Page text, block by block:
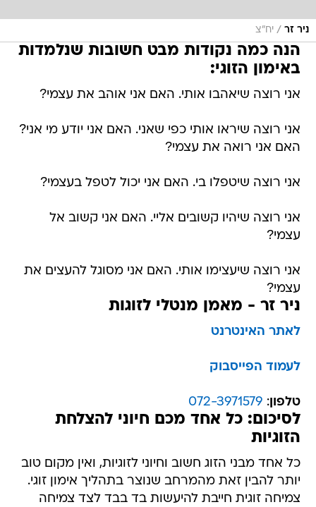
ניר זר / יח"צ
הנה כמה נקודות מבט חשובות שנלמדות
באימון הזוגי:
אני רוצה שיאהבו אותי. האם אני אוהב את עצמי?
אני רוצה שיראו אותי כפי שאני. האם אני יודע מי אני?
האם אני רואה את עצמי?
אני רוצה שיטפלו בי. האם אני יכול לטפל בעצמי?
אני רוצה שיהיו קשובים אליי. האם אני קשוב אל
עצמי?
אני רוצה שיעצימו אותי. האם אני מסוגל להעצים את
עצמי?
ניר זר - מאמן מנטלי לזוגות
לאתר האינטרנט
לעמוד הפייסבוק
טלפון:
072-3971579
לסיכום: כל אחד מכם חיוני להצלחת
הזוגיות
כל אחד מבני הזוג חשוב וחיוני לזוגיות, ואין מקום טוב
יותר להבין זאת מהמרחב שנוצר בתהליך אימון זוגי.
צמיחה זוגית חייבת להיעשות בד בבד לצד צמיחה